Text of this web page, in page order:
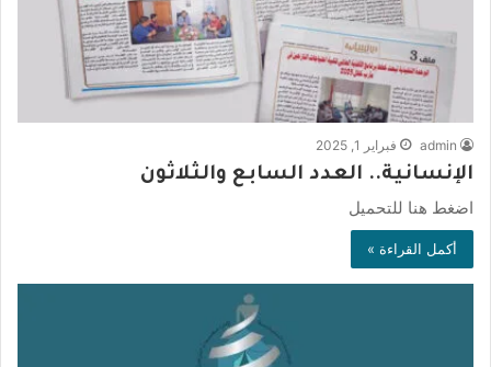
admin فبراير 1, 2025
الإنسانية.. العدد السابع والثلاثون
اضغط هنا للتحميل
أكمل القراءة »